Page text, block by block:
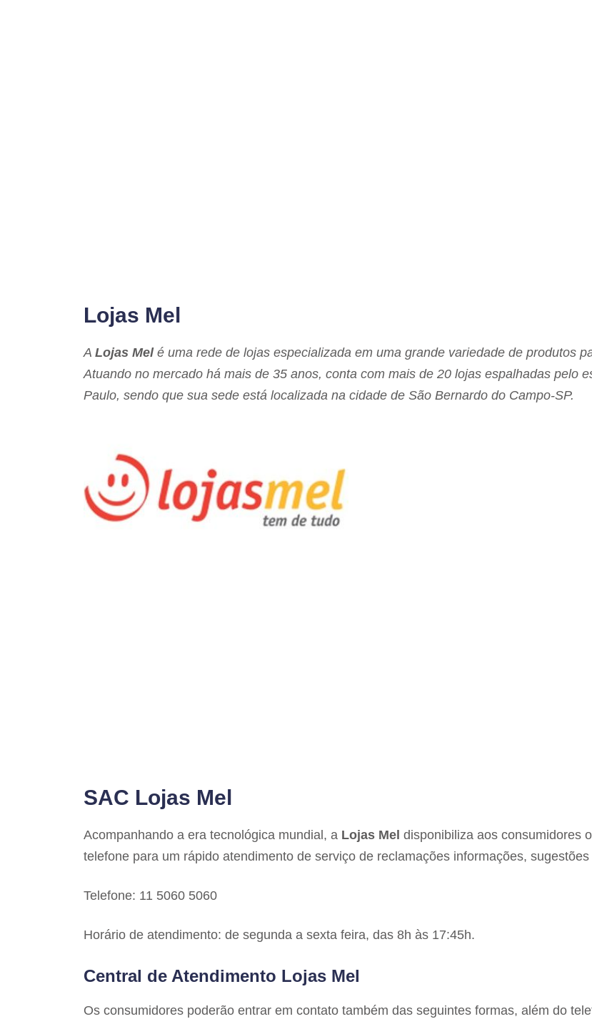
Lojas Mel
A Lojas Melé uma rede de lojas especializada em uma grande variedade de produtos
Atuando no mercado há mais de 35 anos, conta com mais de 20 lojas espalhadas pelo
Paulo, sendo que sua sede está localizada na cidade de São Bernardo do Campo-SP.
SAC Lojas Mel
Acompanhando a era tecnológica mundial, a Lojas Mel disponibiliza aos consumidores
telefone para um rápido atendimento de serviço de reclamações informações,
Telefone: 11 5060 5060
Horário de atendimento: de segunda a sexta feira, das 8h às 17:45h.
Central de Atendimento Lojas Mel
Os consumidores poderão entrar em contato também das seguintes formas, além do